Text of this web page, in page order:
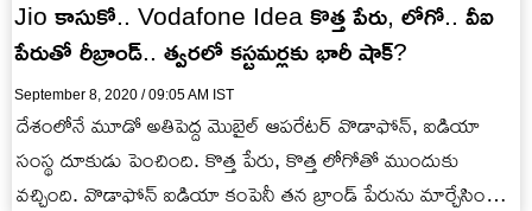
Jio కాసుకో.. Vodafone Idea కొత్త పేరు, లోగో.. వీఐ
పేరుతో రీబ్రాండ్.. త్వరలో కస్టమర్లకు భారీ షాక్?
September 8, 2020 / 09:05 AM IST
దేశంలోనే మూడో అతిపెద్ద మొబైల్ ఆపరేటర్ వొడాఫోన్, ఐడియా
సంస్థ దూకుడు పెంచింది. కొత్త పేరు, కొత్త లోగోతో ముందుకు
వచ్చింది. వొడాఫోన్ ఐడియా కంపెనీ తన బ్రాండ్ పేరును మార్చేసింది.